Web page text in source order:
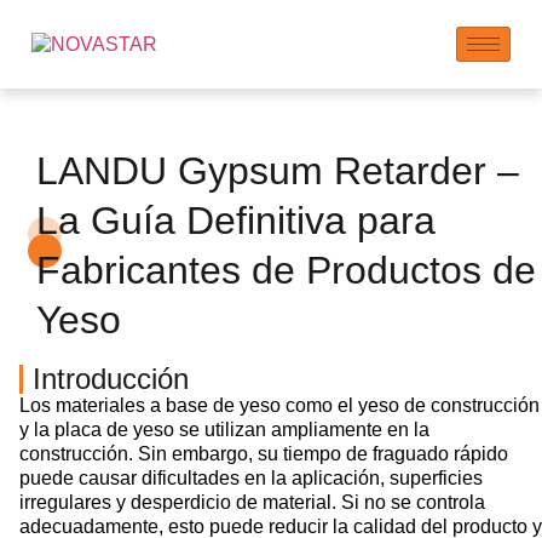
LANDU Gypsum Retarder –
La Guía Definitiva para
Fabricantes de Productos de
Yeso
Introducción
Los materiales a base de yeso como el yeso de construcción
y la placa de yeso se utilizan ampliamente en la
construcción. Sin embargo, su tiempo de fraguado rápido
puede causar dificultades en la aplicación, superficies
irregulares y desperdicio de material. Si no se controla
adecuadamente, esto puede reducir la calidad del producto y